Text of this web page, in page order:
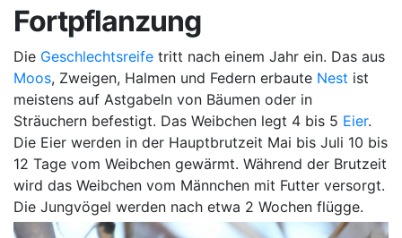
Fortpflanzung
Die Geschlechtsreife tritt nach einem Jahr ein. Das aus
Moos, Zweigen, Halmen und Federn erbaute Nest ist
meistens auf Astgabeln von Bäumen oder in
Sträuchern befestigt. Das Weibchen legt 4 bis 5 Eier.
Die Eier werden in der Hauptbrutzeit Mai bis Juli 10 bis
12 Tage vom Weibchen gewärmt. Während der Brutzeit
wird das Weibchen vom Männchen mit Futter versorgt.
Die Jungvögel werden nach etwa 2 Wochen flügge.